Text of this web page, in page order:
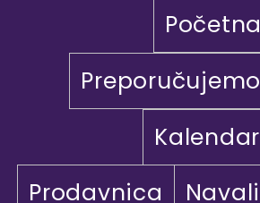
Početna
Preporučujemo
Kalendar
Prodavnica
Navali